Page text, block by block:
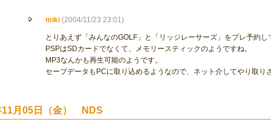
miki (2004/11/23 23:01)
とりあえず「みんなのGOLF」と「リッジレーサーズ」をプレ予約し
PSPはSDカードでなくて、メモリースティックのようですね。
MP3なんかも再生可能のようです。
セーブデータもPCに取り込めるようなので、ネット介してやり取り
11月05日（金） NDS